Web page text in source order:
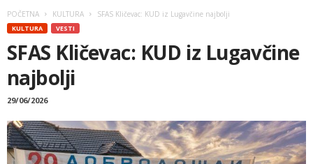
POČETNA KULTURA SFAS Kličevac: KUD iz Lugavčine najbolji
KULTURA VESTI
SFAS Kličevac: KUD iz Lugavčine
najbolji
29/06/2026